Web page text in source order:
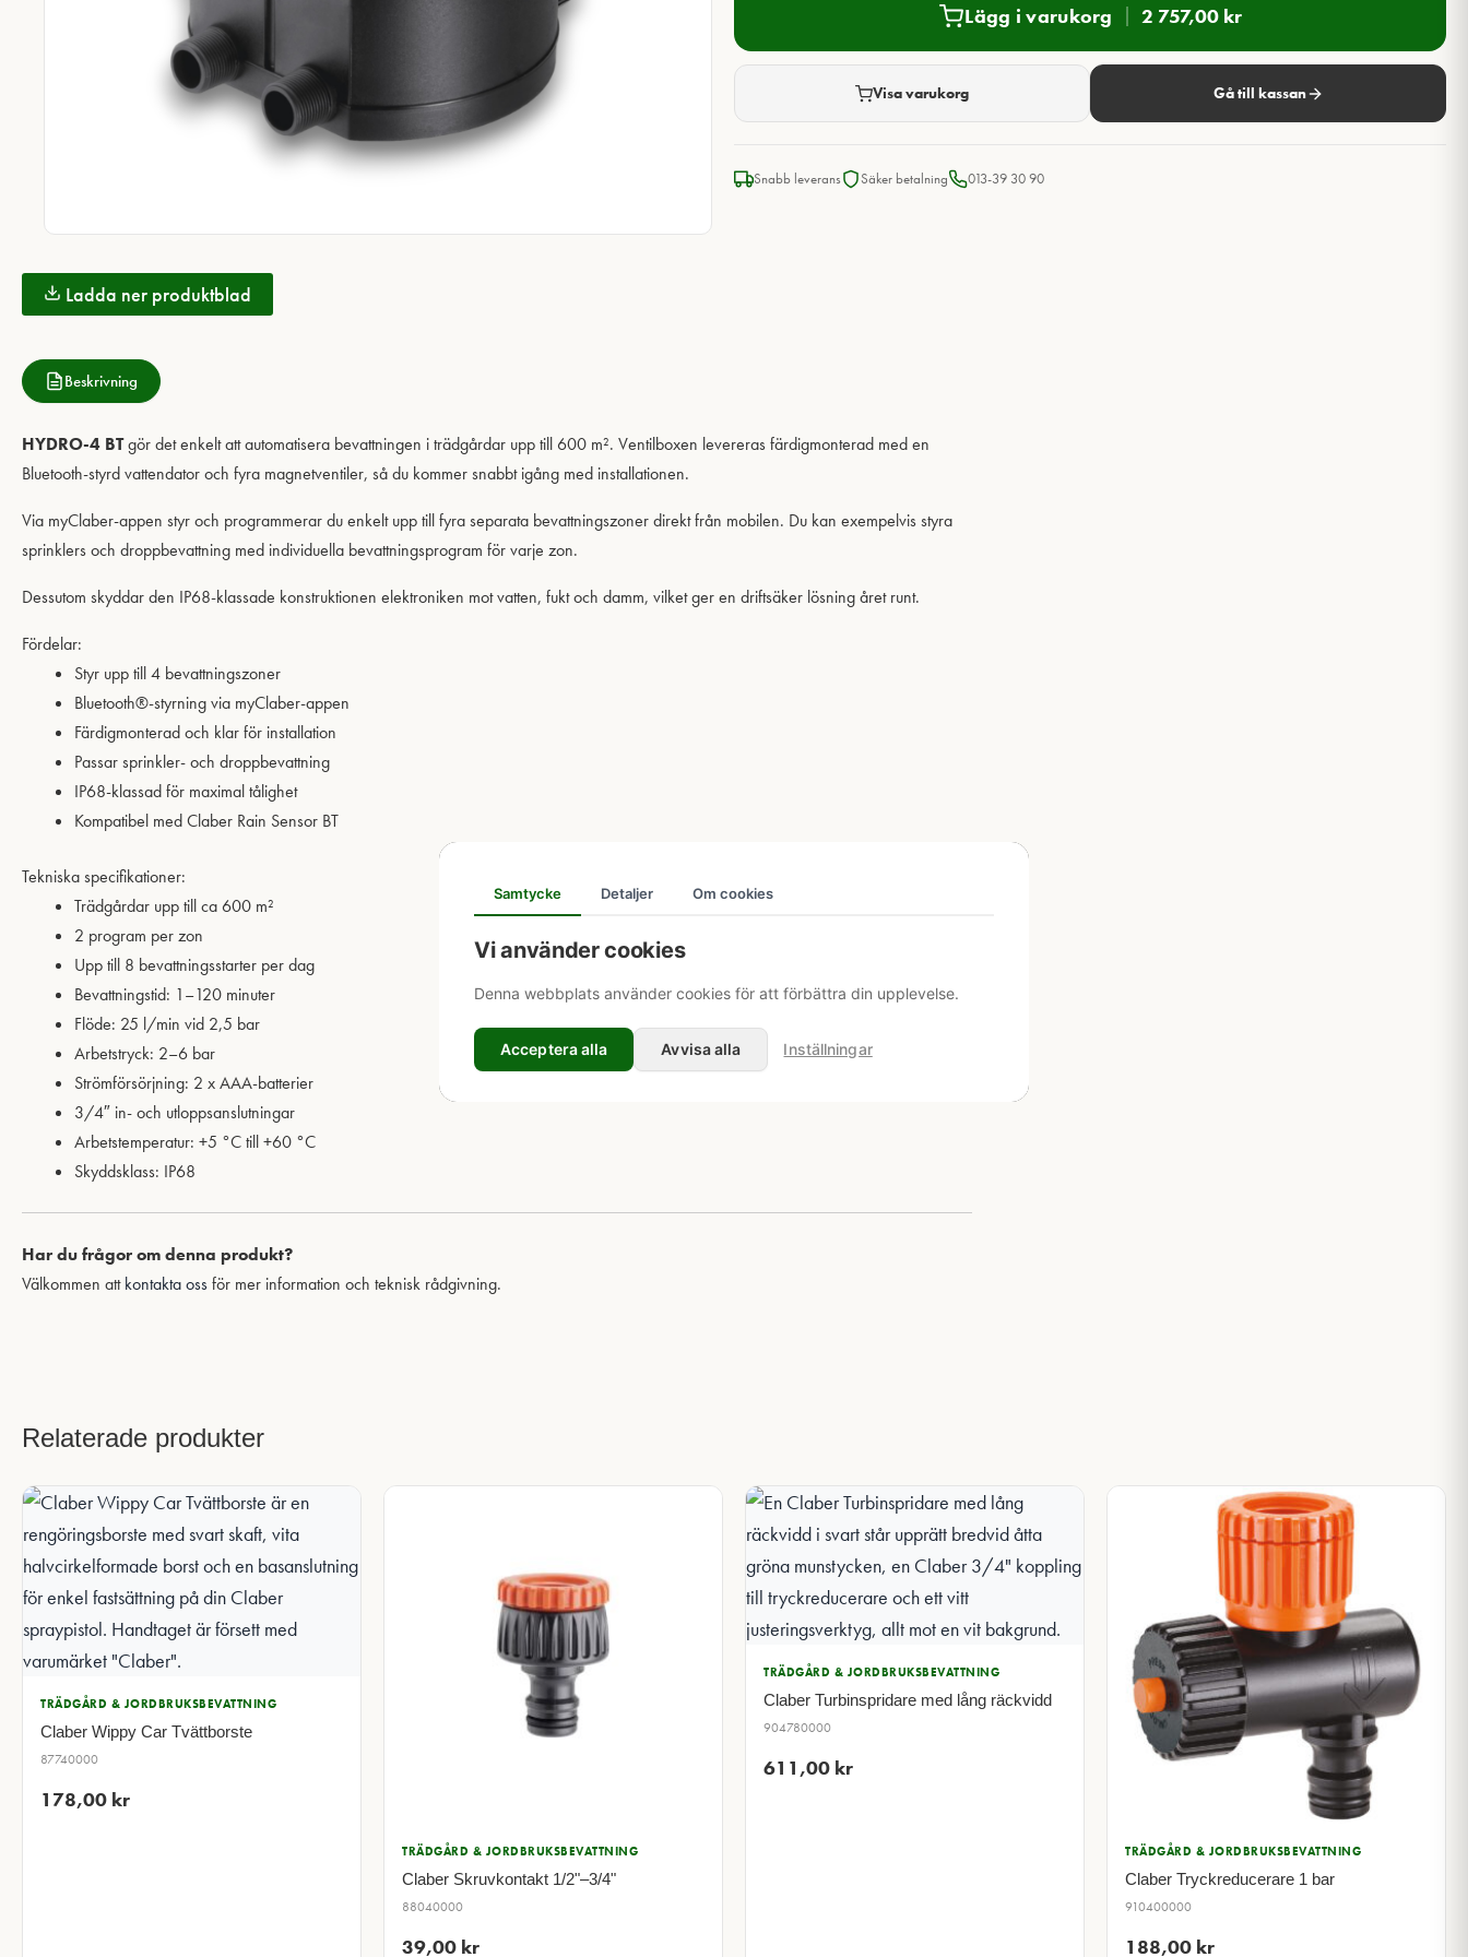
Samtycke Detaljer Om cookies
Vi använder cookies
Denna webbplats använder cookies för att förbättra din upplevelse.
Acceptera alla Avvisa alla Inställningar
Lägg i varukorg 2 757,00 kr
Visa varukorg Gå till kassan
Snabb leverans Säker betalning 013-39 30 90
Ladda ner produktblad
Beskrivning
HYDRO-4 BTgör det enkelt att automatisera bevattningen i trädgårdar upp till 600 m². Ventilboxen levereras färdigmonterad med en
Bluetooth-styrd vattendator och fyra magnetventiler, så du kommer snabbt igång med installationen.
Via myClaber-appen styr och programmerar du enkelt upp till fyra separata bevattningszoner direkt från mobilen. Du kan exempelvis styra
sprinklers och droppbevattning med individuella bevattningsprogram för varje zon.
Dessutom skyddar den IP68-klassade konstruktionen elektroniken mot vatten, fukt och damm, vilket ger en driftsäker lösning året runt.
Fördelar:
Styr upp till 4 bevattningszoner
Bluetooth®-styrning via myClaber-appen
Färdigmonterad och klar för installation
Passar sprinkler- och droppbevattning
IP68-klassad för maximal tålighet
Kompatibel med Claber Rain Sensor BT
Tekniska specifikationer:
Trädgårdar upp till ca 600 m²
2 program per zon
Upp till 8 bevattningsstarter per dag
Bevattningstid: 1–120 minuter
Flöde: 25 l/min vid 2,5 bar
Arbetstryck: 2–6 bar
Strömförsörjning: 2 x AAA-batterier
3/4″ in- och utloppsanslutningar
Arbetstemperatur: +5 °C till +60 °C
Skyddsklass: IP68
Har du frågor om denna produkt?
Välkommen attkontakta ossför mer information och teknisk rådgivning.
Relaterade produkter
TRÄDGÅRD & JORDBRUKSBEVATTNING
Claber Wippy Car Tvättborste
87740000
178,00 kr
TRÄDGÅRD & JORDBRUKSBEVATTNING
Claber Skruvkontakt 1/2"–3/4"
88040000
39,00 kr
TRÄDGÅRD & JORDBRUKSBEVATTNING
Claber Turbinspridare med lång räckvidd
904780000
611,00 kr
TRÄDGÅRD & JORDBRUKSBEVATTNING
Claber Tryckreducerare 1 bar
910400000
188,00 kr